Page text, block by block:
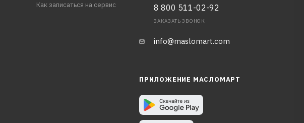
Как записаться на сервис
8 800 511-02-92
ЗАКАЗАТЬ ЗВОНОК
info@maslomart.com
ПРИЛОЖЕНИЕ МАСЛОМАРТ